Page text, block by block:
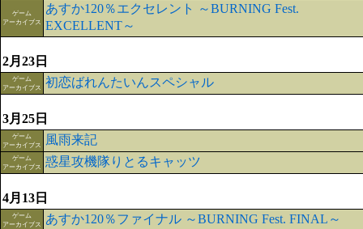
ゲーム
アーカイブス
あすか120％エクセレント ～BURNING Fest.
EXCELLENT～
2月23日
ゲーム
アーカイブス
初恋ばれんたいんスペシャル
3月25日
ゲーム
アーカイブス
風雨来記
ゲーム
アーカイブス
惑星攻機隊りとるキャッツ
4月13日
ゲーム
アーカイブス
あすか120％ファイナル ～BURNING Fest. FINAL～